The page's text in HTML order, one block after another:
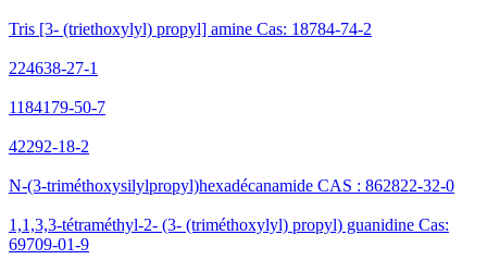
Tris [3- (triethoxylyl) propyl] amine Cas: 18784-74-2
224638-27-1
1184179-50-7
42292-18-2
N-(3-triméthoxysilylpropyl)hexadécanamide CAS : 862822-32-0
1,1,3,3-tétraméthyl-2- (3- (triméthoxylyl) propyl) guanidine Cas:
69709-01-9